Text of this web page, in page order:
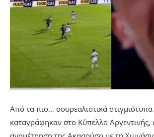
Από τα πιο… σουρεαλιστικά στιγμιότυπα
καταγράφηκαν στο Κύπελλο Αργεντινής,